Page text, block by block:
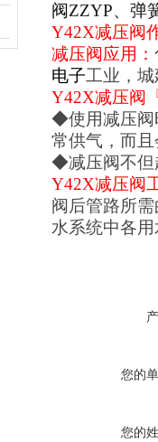
阀ZZYP、弹
Y42X减压阀
减压阀应用：
电子工业，
Y42X减压阀
◆使用减压阀
常供气，而
◆减压阀不但
Y42X减压阀
阀后管路所
水系统中各
您的
您的